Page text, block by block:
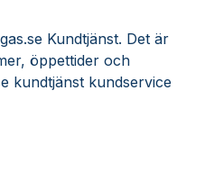
Kundtjänst. Det är
öppettider och
kundtjänst kundservice